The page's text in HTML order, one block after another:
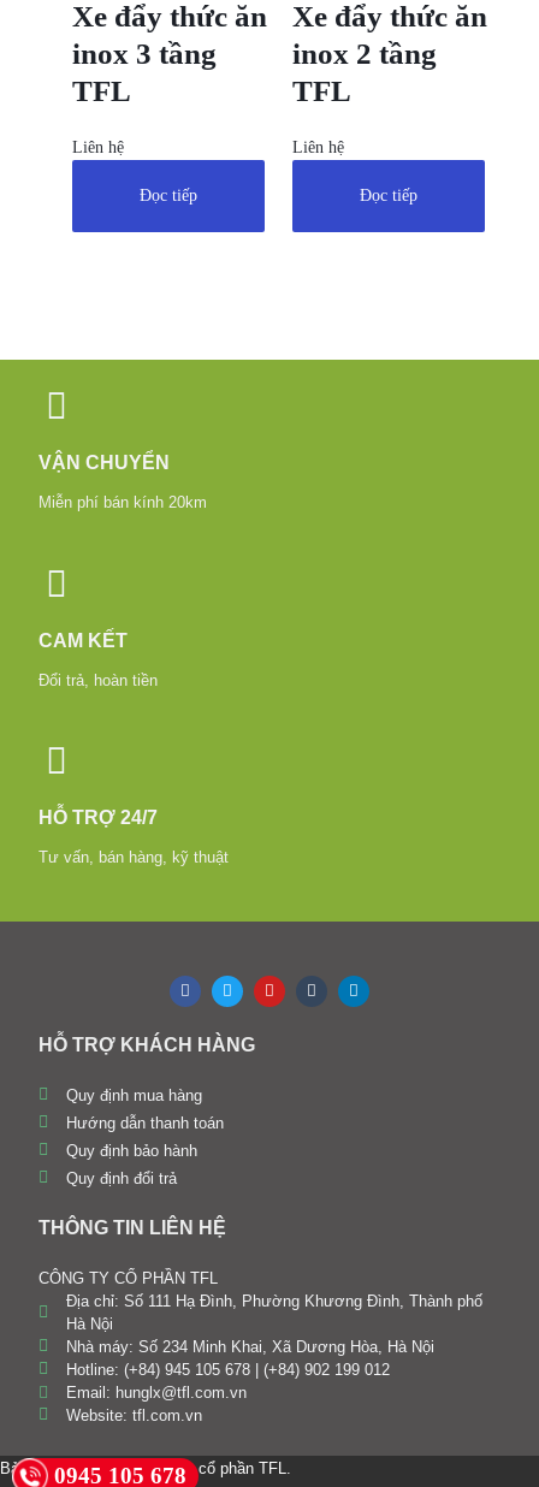
Xe đẩy thức ăn
inox 3 tầng
TFL
Liên hệ
Đọc tiếp
Xe đẩy thức ăn
inox 2 tầng
TFL
Liên hệ
Đọc tiếp
VẬN CHUYỂN
Miễn phí bán kính 20km
CAM KẾT
Đổi trả, hoàn tiền
HỖ TRỢ 24/7
Tư vấn, bán hàng, kỹ thuật
HỖ TRỢ KHÁCH HÀNG
Quy định mua hàng
Hướng dẫn thanh toán
Quy định bảo hành
Quy định đổi trả
THÔNG TIN LIÊN HỆ
CÔNG TY CỔ PHẦN TFL
Địa chỉ: Số 111 Hạ Đình, Phường Khương Đình, Thành phố
Hà Nội
Nhà máy: Số 234 Minh Khai, Xã Dương Hòa, Hà Nội
Hotline: (+84) 945 105 678 | (+84) 902 199 012
Email: hunglx@tfl.com.vn
Website: tfl.com.vn
Bản quyền © 2024. Công ty cổ phần TFL.
0945 105 678